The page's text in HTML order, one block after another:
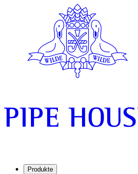
Produkte